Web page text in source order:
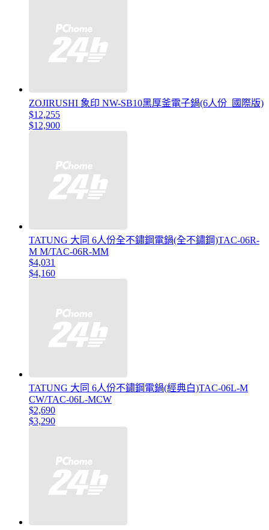
ZOJIRUSHI 象印 NW-SB10黑厚釜電子鍋(6人份_國際版)
$12,255
$12,900
TATUNG 大同 6人份全不鏽鋼電鍋(全不鏽鋼)TAC-06R-
M M/TAC-06R-MM
$4,031
$4,160
TATUNG 大同 6人份不鏽鋼電鍋(經典白)TAC-06L-M
CW/TAC-06L-MCW
$2,690
$3,290